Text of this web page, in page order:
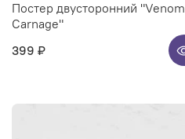
Постер двусторонний "Venom
Carnage"
399 ₽